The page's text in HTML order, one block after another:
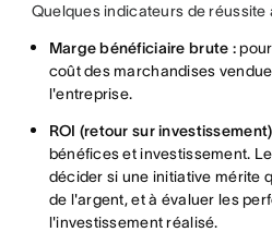
Quelques indicateurs de réussite
Marge bénéficiaire brute :pour
coût des marchandises
l'entreprise.
ROI (retour sur
bénéfices et investissement.
décider si une initiative mérite
de l'argent, et à évaluer les
l'investissement réalisé.